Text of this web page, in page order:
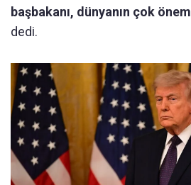
başbakanı, dünyanın çok
dedi.